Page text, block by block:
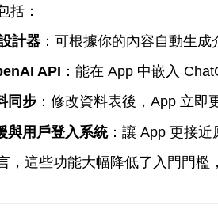
括：
計器 ：可根據你的內容自動生成
API ：能在 App 中嵌入
同步 ：修改資料表後，App 立即
與用戶登入系統：讓 App 更接近
，這些功能大幅降低了入門門檻